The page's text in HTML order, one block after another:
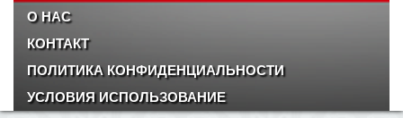
О НАС
КОНТАКТ
ПОЛИТИКА КОНФИДЕНЦИАЛЬНОСТИ
УСЛОВИЯ ИСПОЛЬЗОВАНИЕ